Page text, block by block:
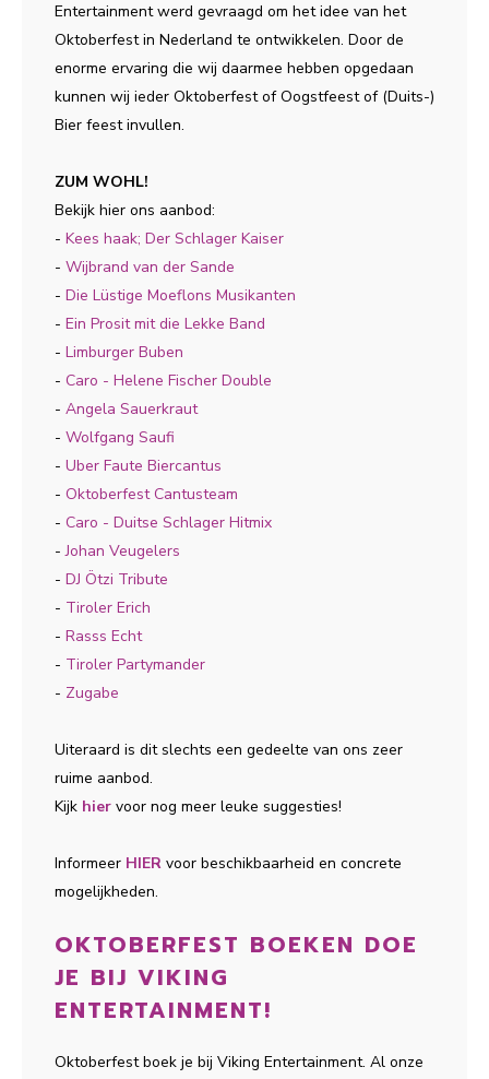
Entertainment werd gevraagd om het idee van het
Oktoberfest in Nederland te ontwikkelen. Door de
enorme ervaring die wij daarmee hebben opgedaan
kunnen wij ieder Oktoberfest of Oogstfeest of (Duits-)
Bier feest invullen.
ZUM WOHL!
Bekijk hier ons aanbod:
- Kees haak; Der Schlager Kaiser
- Wijbrand van der Sande
- Die Lüstige Moeflons Musikanten
- Ein Prosit mit die Lekke Band
- Limburger Buben
- Caro - Helene Fischer Double
- Angela Sauerkraut
- Wolfgang Saufi
- Uber Faute Biercantus
- Oktoberfest Cantusteam
- Caro - Duitse Schlager Hitmix
-Johan Veugelers
- DJ Ötzi Tribute
- Tiroler Erich
- Rasss Echt
- Tiroler Partymander
- Zugabe
Uiteraard is dit slechts een gedeelte van ons zeer
ruime aanbod.
Kijk hier voor nog meer leuke suggesties!
Informeer HIER voor beschikbaarheid en concrete
mogelijkheden.
OKTOBERFEST BOEKEN DOE
JE BIJ VIKING
ENTERTAINMENT!
Oktoberfest boek je bij Viking Entertainment. Al onze